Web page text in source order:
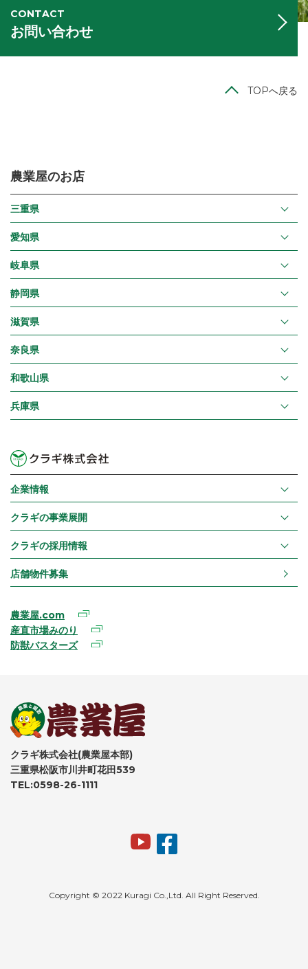
CONTACT
お問い合わせ
TOPへ戻る
農業屋のお店
三重県
愛知県
岐阜県
静岡県
滋賀県
奈良県
和歌山県
兵庫県
企業情報
クラギの事業展開
クラギの採用情報
店舗物件募集
農業屋.com
産直市場みのり
防獣バスターズ
クラギ株式会社(農業屋本部)
三重県松阪市川井町花田539
TEL:0598-26-1111
Copyright © 2022 Kuragi Co.,Ltd. All Right Reserved.